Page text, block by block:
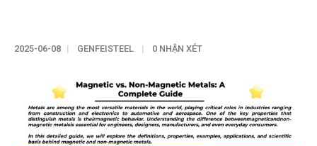
2025-06-08 GENFEISTEEL 0 NHẬN XÉT